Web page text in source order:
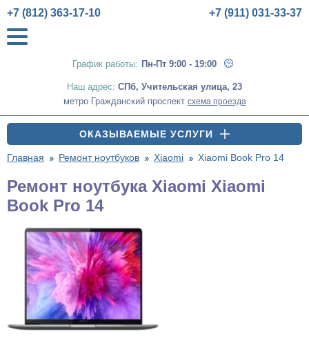
График работы: Пн-Пт 9:00 - 19:00
+7 (812) 363-17-10 +7 (911) 031-33-37
Наш адрес: СПб, Учительская улица, 23
метро Гражданский проспект схема проезда
ОКАЗЫВАЕМЫЕ УСЛУГИ
Главная Ремонт ноутбуков Xiaomi Xiaomi Book Pro 14
Ремонт ноутбука Xiaomi Xiaomi
Book Pro 14